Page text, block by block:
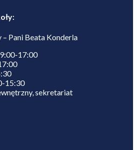
– Pani Beata Konderla
17:00
15:30
sekretariat